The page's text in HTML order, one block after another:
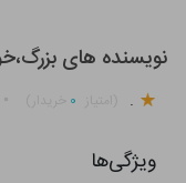
نویسنده های
. ۰
ویژگی‌ها